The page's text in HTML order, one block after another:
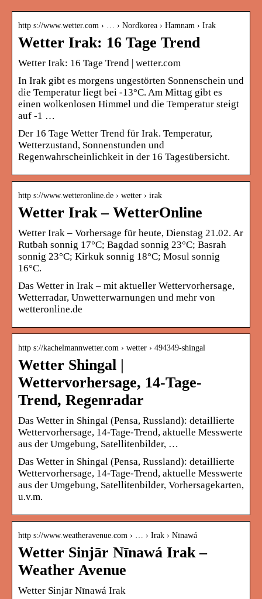
http s://www.wetter.com › … › Nordkorea › Hamnam › Irak
Wetter Irak: 16 Tage Trend
Wetter Irak: 16 Tage Trend | wetter.com
In Irak gibt es morgens ungestörten Sonnenschein und
die Temperatur liegt bei -13°C. Am Mittag gibt es
einen wolkenlosen Himmel und die Temperatur steigt
auf -1 …
Der 16 Tage Wetter Trend für Irak. Temperatur,
Wetterzustand, Sonnenstunden und
Regenwahrscheinlichkeit in der 16 Tagesübersicht.
http s://www.wetteronline.de › wetter › irak
Wetter Irak – WetterOnline
Wetter Irak – Vorhersage für heute, Dienstag 21.02. Ar
Rutbah sonnig 17°C; Bagdad sonnig 23°C; Basrah
sonnig 23°C; Kirkuk sonnig 18°C; Mosul sonnig
16°C.
Das Wetter in Irak – mit aktueller Wettervorhersage,
Wetterradar, Unwetterwarnungen und mehr von
wetteronline.de
http s://kachelmannwetter.com › wetter › 494349-shingal
Wetter Shingal |
Wettervorhersage, 14-Tage-
Trend, Regenradar
Das Wetter in Shingal (Pensa, Russland): detaillierte
Wettervorhersage, 14-Tage-Trend, aktuelle Messwerte
aus der Umgebung, Satellitenbilder, …
Das Wetter in Shingal (Pensa, Russland): detaillierte
Wettervorhersage, 14-Tage-Trend, aktuelle Messwerte
aus der Umgebung, Satellitenbilder, Vorhersagekarten,
u.v.m.
http s://www.weatheravenue.com › … › Irak › Nīnawá
Wetter Sinjār Nīnawá Irak –
Weather Avenue
Wetter Sinjār Nīnawá Irak